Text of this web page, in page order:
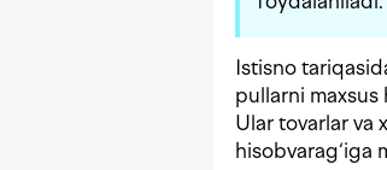
Istisno
pullarni
Ular tovarlar va
hisobvarag‘iga